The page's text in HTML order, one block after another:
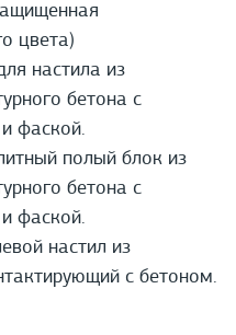
цвета)
настила из
бетона с
фаской.
полый блок из
бетона с
фаской.
настил из
с бетоном.